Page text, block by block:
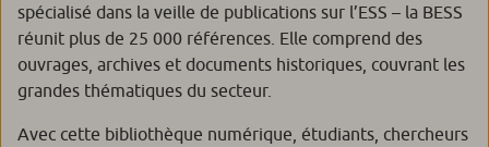
spécialisé dans la veille de publications sur l’ESS – la BESS
réunit plus de 25 000 références. Elle comprend des
ouvrages, archives et documents historiques, couvrant les
grandes thématiques du secteur.
Avec cette bibliothèque numérique, étudiants, chercheurs